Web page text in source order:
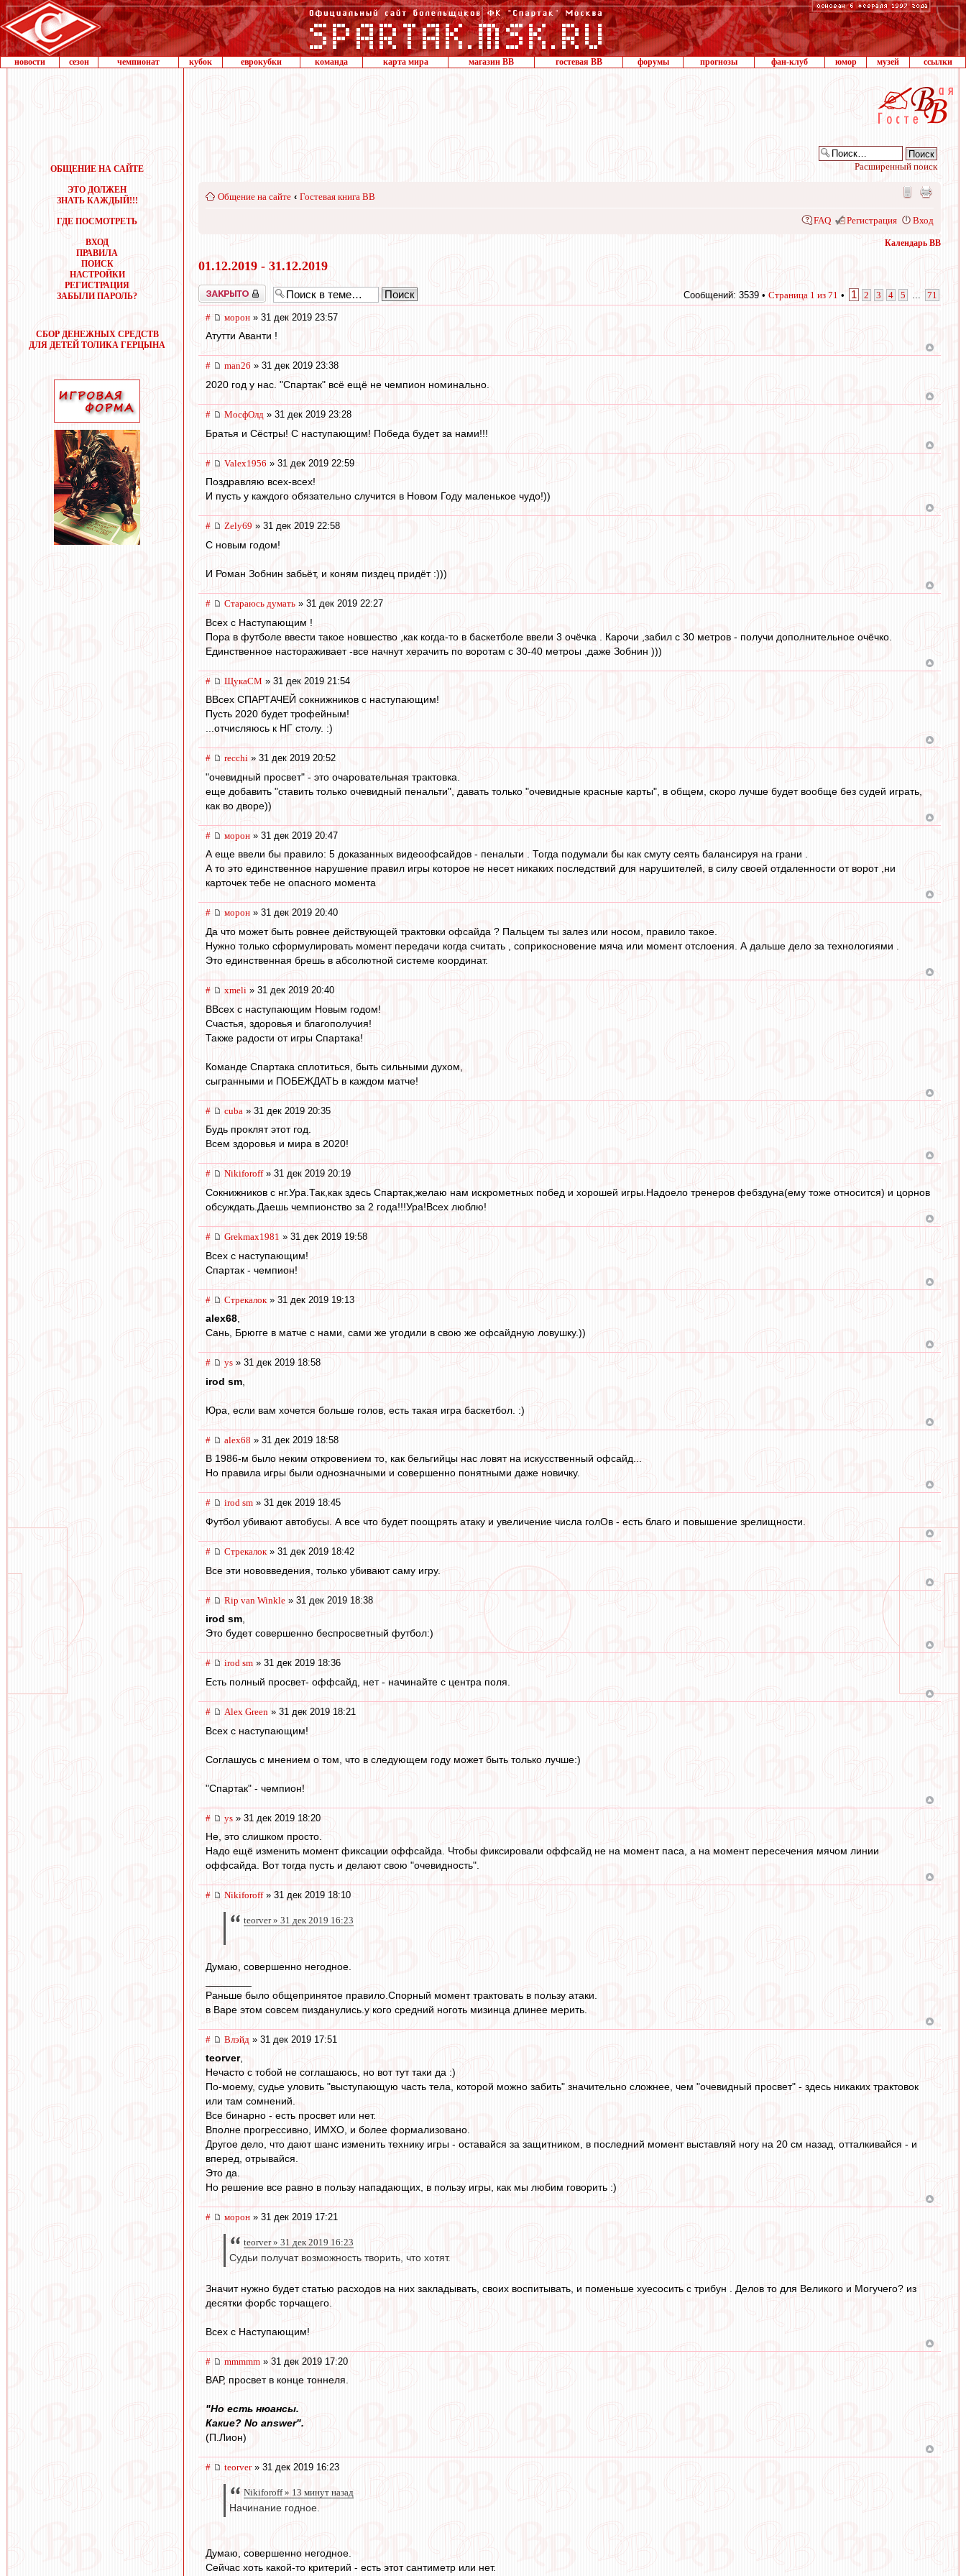
новости сезон чемпионат кубок еврокубки команда карта мира магазин ВВ гостевая ВВ форумы прогнозы фан-клуб юмор музей ссылки
ОБЩЕНИЕ НА САЙТЕ
ЭТО ДОЛЖЕН
ЗНАТЬ КАЖДЫЙ!!!
ГДЕ ПОСМОТРЕТЬ
ВХОД
ПРАВИЛА
ПОИСК
НАСТРОЙКИ
РЕГИСТРАЦИЯ
ЗАБЫЛИ ПАРОЛЬ?
СБОР ДЕНЕЖНЫХ СРЕДСТВ
ДЛЯ ДЕТЕЙ ТОЛИКА ГЕРЦЫНА
Расширенный поиск
Общение на сайте ‹ Гостевая книга ВВ
FAQ Регистрация Вход
Календарь ВВ
01.12.2019 - 31.12.2019
Закрыто Сообщений: 3539 • Страница 1 из 71 • 1 2 3 4 5 71
# морон » 31 дек 2019 23:57
Атутти Аванти !
# man26 » 31 дек 2019 23:38
2020 год у нас. "Спартак" всё ещё не чемпион номинально.
# МосфОлд » 31 дек 2019 23:28
Братья и Сёстры! С наступающим! Победа будет за нами!!!
# Valex1956 » 31 дек 2019 22:59
Поздравляю всех-всех!
И пусть у каждого обязательно случится в Новом Году маленькое чудо!))
# Zely69 » 31 дек 2019 22:58
С новым годом!
И Роман Зобнин забьёт, и коням пиздец придёт :)))
# Стараюсь думать » 31 дек 2019 22:27
Всех с Наступающим !
Пора в футболе ввести такое новшество ,как когда-то в баскетболе ввели 3 очёчка . Карочи ,забил с 30 метров - получи дополнительное очёчко.
Единственное настораживает -все начнут херачить по воротам с 30-40 метроы ,даже Зобнин )))
# ЩукаСМ » 31 дек 2019 21:54
ВВсех СПАРТАЧЕЙ сокнижников с наступающим!
Пусть 2020 будет трофейным!
...отчисляюсь к НГ столу. :)
# recchi » 31 дек 2019 20:52
"очевидный просвет" - это очаровательная трактовка.
еще добавить "ставить только очевидный пенальти", давать только "очевидные красные карты", в общем, скоро лучше будет вообще без судей играть,
как во дворе))
# морон » 31 дек 2019 20:47
А еще ввели бы правило: 5 доказанных видеоофсайдов - пенальти . Тогда подумали бы как смуту сеять балансируя на грани .
А то это единственное нарушение правил игры которое не несет никаких последствий для нарушителей, в силу своей отдаленности от ворот ,ни
карточек тебе не опасного момента
# морон » 31 дек 2019 20:40
Да что может быть ровнее действующей трактовки офсайда ? Пальцем ты залез или носом, правило такое.
Нужно только сформулировать момент передачи когда считать , соприкосновение мяча или момент отслоения. А дальше дело за технологиями .
Это единственная брешь в абсолютной системе координат.
# xmeli » 31 дек 2019 20:40
ВВсех с наступающим Новым годом!
Счастья, здоровья и благополучия!
Также радости от игры Спартака!
Команде Спартака сплотиться, быть сильными духом,
сыгранными и ПОБЕЖДАТЬ в каждом матче!
# cuba » 31 дек 2019 20:35
Будь проклят этот год.
Всем здоровья и мира в 2020!
# Nikiforoff» 31 дек 2019 20:19
Сокнижников с нг.Ура.Так,как здесь Спартак,желаю нам искрометных побед и хорошей игры.Надоело тренеров фебздуна(ему тоже относится) и цорнов
обсуждать.Даешь чемпионство за 2 года!!!Ура!Всех люблю!
# Grekmax1981 » 31 дек 2019 19:58
Всех с наступающим!
Спартак - чемпион!
# Стрекалок » 31 дек 2019 19:13
alex68
Сань, Брюгге в матче с нами, сами же угодили в свою же офсайдную ловушку.))
# ys » 31 дек 2019 18:58
irod sm
Юра, если вам хочется больше голов, есть такая игра баскетбол. :)
# alex68 » 31 дек 2019 18:58
В 1986-м было неким откровением то, как бельгийцы нас ловят на искусственный офсайд...
Но правила игры были однозначными и совершенно понятными даже новичку.
# irod sm » 31 дек 2019 18:45
Футбол убивают автобусы. А все что будет поощрять атаку и увеличение числа голОв - есть благо и повышение зрелищности.
# Стрекалок» 31 дек 2019 18:42
Все эти нововведения, только убивают саму игру.
# Rip van Winkle » 31 дек 2019 18:38
irod sm,
Это будет совершенно беспросветный футбол:)
# irod sm » 31 дек 2019 18:36
Есть полный просвет- оффсайд, нет - начинайте с центра поля.
# Alex Green » 31 дек 2019 18:21
Всех с наступающим!
Соглашусь с мнением о том, что в следующем году может быть только лучше:)
"Спартак" - чемпион!
# ys » 31 дек 2019 18:20
Не, это слишком просто.
Надо ещё изменить момент фиксации оффсайда. Чтобы фиксировали оффсайд не на момент паса, а на момент пересечения мячом линии
оффсайда. Вот тогда пусть и делают свою "очевидность".
# Nikiforoff» 31 дек 2019 18:10
teorver » 31 дек 2019 16:23
Думаю, совершенно негодное.
Раньше было общепринятое правило.Спорный момент трактовать в пользу атаки.
в Варе этом совсем пизданулись.у кого средний ноготь мизинца длинее мерить.
# Влэйд » 31 дек 2019 17:51
teorver,
Нечасто с тобой не соглашаюсь, но вот тут таки да :)
По-моему, судье уловить "выступающую часть тела, которой можно забить" значительно сложнее, чем "очевидный просвет" - здесь никаких трактовок
или там сомнений.
Все бинарно - есть просвет или нет.
Вполне прогрессивно, ИМХО, и более формализовано.
Другое дело, что дают шанс изменить технику игры - оставайся за защитником, в последний момент выставляй ногу на 20 см назад, отталкивайся - и
вперед, отрывайся.
Это да.
Но решение все равно в пользу нападающих, в пользу игры, как мы любим говорить :)
# морон » 31 дек 2019 17:21
teorver » 31 дек 2019 16:23
Судьи получат возможность творить, что хотят.
Значит нужно будет статью расходов на них закладывать, своих воспитывать, и поменьше хуесосить с трибун . Делов то для Великого и Могучего? из
десятки форбс торчащего.
Всех с Наступающим!
# mmmmm » 31 дек 2019 17:20
ВАР, просвет в конце тоннеля.
"Но есть нюансы.
Какие? No answer".
(П.Лион)
# teorver» 31 дек 2019 16:23
Nikiforoff » 13 минут назад
Начинание годное.
Думаю, совершенно негодное.
Сейчас хоть какой-то критерий - есть этот сантиметр или нет.